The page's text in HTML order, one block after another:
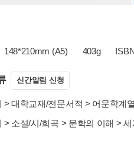
148*210mm (A5) 403g
신간알림 신청
> 대학교재/전문서적 > 어문학계열
> 소설/시/희곡 > 문학의 이해 >세